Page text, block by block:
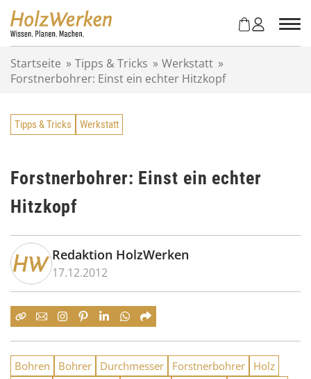
Startseite » Tipps & Tricks » Werkstatt »
Forstnerbohrer: Einst ein echter Hitzkopf
Tipps & Tricks Werkstatt
Forstnerbohrer: Einst ein echter
Hitzkopf
Redaktion HolzWerken
17.12.2012
Bohren Bohrer Durchmesser Forstnerbohrer
Holz